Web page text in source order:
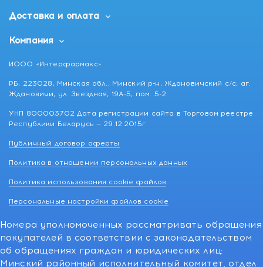
Доставка и оплата
Компания
ИООО «Интерфармакс»
РБ, 223028, Минская обл., Минский р-н, Ждановичский с/с, аг.
Ждановичи, ул. Звездная, 19А-5, пом. 5-2
УНП 800003702 Дата регистрации сайта в Торговом реестре
Республики Беларусь — 29.12.2015г
Публичный договор оферты
Политика в отношении персональных данных
Политика использования cookie файлов
Персональные настройки файлов cookie
Номера уполномоченных рассматривать обращения
покупателей в соответствии с законодательством
об обращениях граждан и юридических лиц:
Минский районный исполнительный комитет, отдел